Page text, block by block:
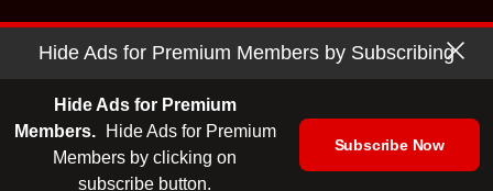
Copyright © 2026 - Cretan Business | Κρητών Επιχειρείν
| Ταυτότητα | Media Kit
Hide Ads for Premium Members by Subscribing
Hide Ads for Premium
Members.
Hide Ads for Premium
Members by clicking on
subscribe button.
Subscribe Now